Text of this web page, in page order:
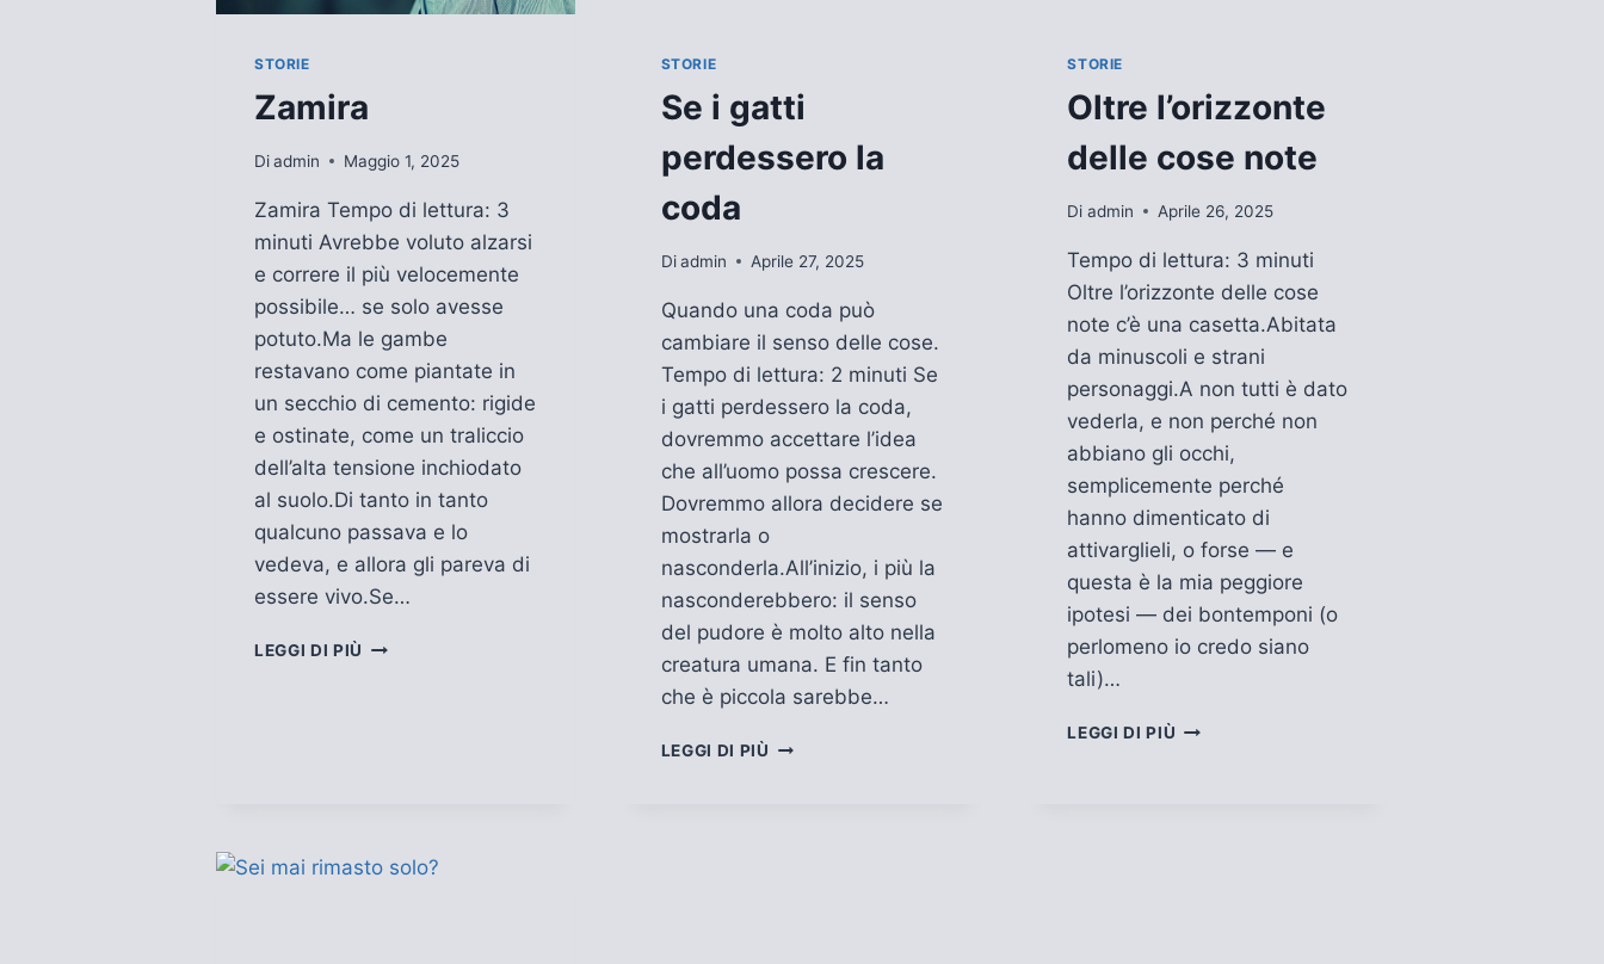
STORIE
Zamira
Diadmin Maggio 1, 2025
Zamira Tempo di lettura: 3
minuti Avrebbe voluto alzarsi
e correre il più velocemente
possibile… se solo avesse
potuto.Ma le gambe
restavano come piantate in
un secchio di cemento: rigide
e ostinate, come un traliccio
dell’alta tensione inchiodato
al suolo.Di tanto in tanto
qualcuno passava e lo
vedeva, e allora gli pareva di
essere vivo.Se…
LEGGI DI PIÙ ZAMIRA
STORIE
Se i gatti
perdessero la
coda
Di admin Aprile 27, 2025
Quando una coda può
cambiare il senso delle cose.
Tempo di lettura: 2 minuti Se
i gatti perdessero la coda,
dovremmo accettare l’idea
che all’uomo possa crescere.
Dovremmo allora decidere se
mostrarla o
nasconderla.All’inizio, i più la
nasconderebbero: il senso
del pudore è molto alto nella
creatura umana. E fin tanto
che è piccola sarebbe…
LEGGI DI PIÙ SE
STORIE
Oltre l’orizzonte
delle cose note
Di admin Aprile 26, 2025
Tempo di lettura: 3 minuti
Oltre l’orizzonte delle cose
note c’è una casetta.Abitata
da minuscoli e strani
personaggi.A non tutti è dato
vederla, e non perché non
abbiano gli occhi,
semplicemente perché
hanno dimenticato di
attivarglieli, o forse — e
questa è la mia peggiore
ipotesi — dei bontemponi (o
perlomeno io credo siano
tali)…
LEGGI DI PIÙ OLTRE